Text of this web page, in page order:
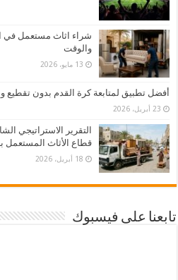
شراء اثاث مستعمل في
والوقت
13 مايو، 2026
أفضل تطبيق لمتابعة كرة القدم بدون تقطيع
23 أبريل، 2026
التقرير الاستراتيجي
قطاع الأثاث المستعمل
18 أبريل، 2026
تابعنا على فيسبوك